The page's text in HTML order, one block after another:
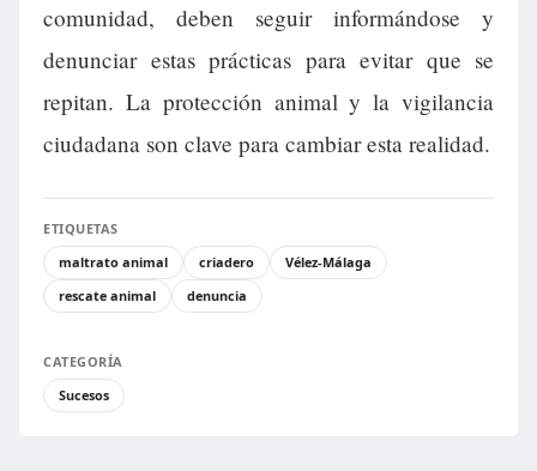
comunidad, deben seguir informándose y
denunciar estas prácticas para evitar que se
repitan. La protección animal y la vigilancia
ciudadana son clave para cambiar esta realidad.
ETIQUETAS
maltrato animal
criadero
Vélez-Málaga
rescate animal
denuncia
CATEGORÍA
Sucesos